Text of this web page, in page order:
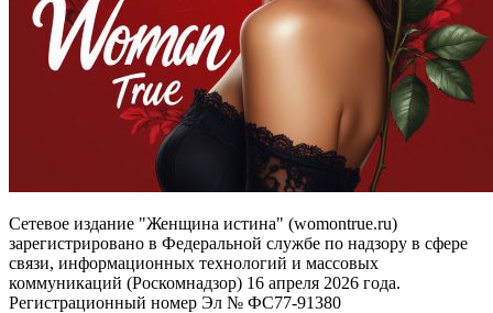
Сетевое издание "Женщина истина" (womontrue.ru)
зарегистрировано в Федеральной службе по надзору в сфере
связи, информационных технологий и массовых
коммуникаций (Роскомнадзор) 16 апреля 2026 года.
Регистрационный номер Эл № ФС77-91380